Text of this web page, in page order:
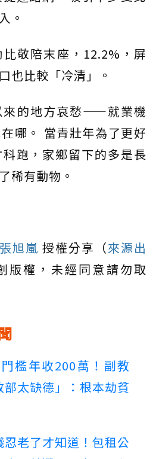
。
敬陪末座，12.2%，屏
也比較「冷清」。
來的地方哀愁——就業機
哪。 當青壯年為了更好
跑，家鄉留下的多是長
稀有動物。
旭嵐 授權分享（來源出
版權，未經同意請勿取
檻年收200萬！副教
太缺德」：根本劫貧
老了才知道！包租公